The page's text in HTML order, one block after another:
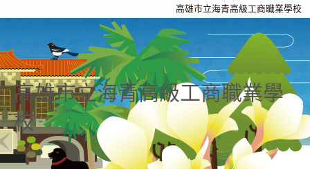
高雄市立海青高級工商職業學校
高雄市立海青高級工商職業學
校